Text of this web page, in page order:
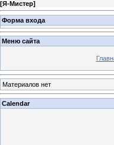
[Я-Мистер]
Форма входа
Меню сайта
Материалов нет
Calendar